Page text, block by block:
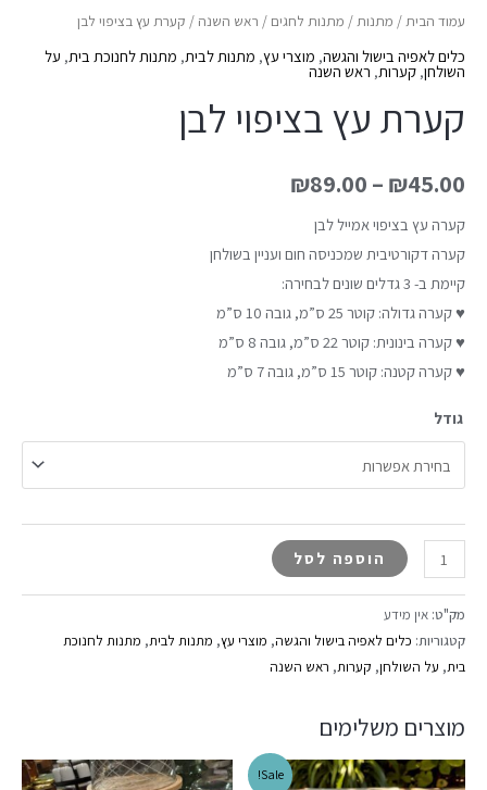
עמוד הבית/ מתנות/ מתנות לחגים / ראש השנה / קערת עץ בציפוי לבן
כלים לאפיה בישול והגשה, מוצרי עץ, מתנות לבית, מתנות לחנוכת בית, על
השולחן, קערות, ראש השנה
קערת עץ בציפוי לבן
₪45.00
–
₪89.00
קערה עץ בציפוי אמייל לבן
קערה דקורטיבית שמכניסה חום ועניין בשולחן
קיימת ב- 3 גדלים שונים לבחירה:
♥ קערה גדולה: קוטר 25 ס”מ, גובה 10 ס”מ
♥ קערה בינונית: קוטר 22 ס”מ, גובה 8 ס”מ
♥ קערה קטנה: קוטר 15 ס”מ, גובה 7 ס”מ
גודל
הוספה לסל
מק"ט: אין מידע
קטגוריות: כלים לאפיה בישול והגשה, מוצרי עץ, מתנות לבית, מתנות לחנוכת
בית, על השולחן, קערות, ראש השנה
מוצרים משלימים
Sale!